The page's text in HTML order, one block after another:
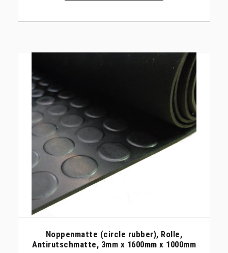
Noppenmatte (circle rubber), Rolle,
Antirutschmatte, 3mm x 1600mm x 1000mm